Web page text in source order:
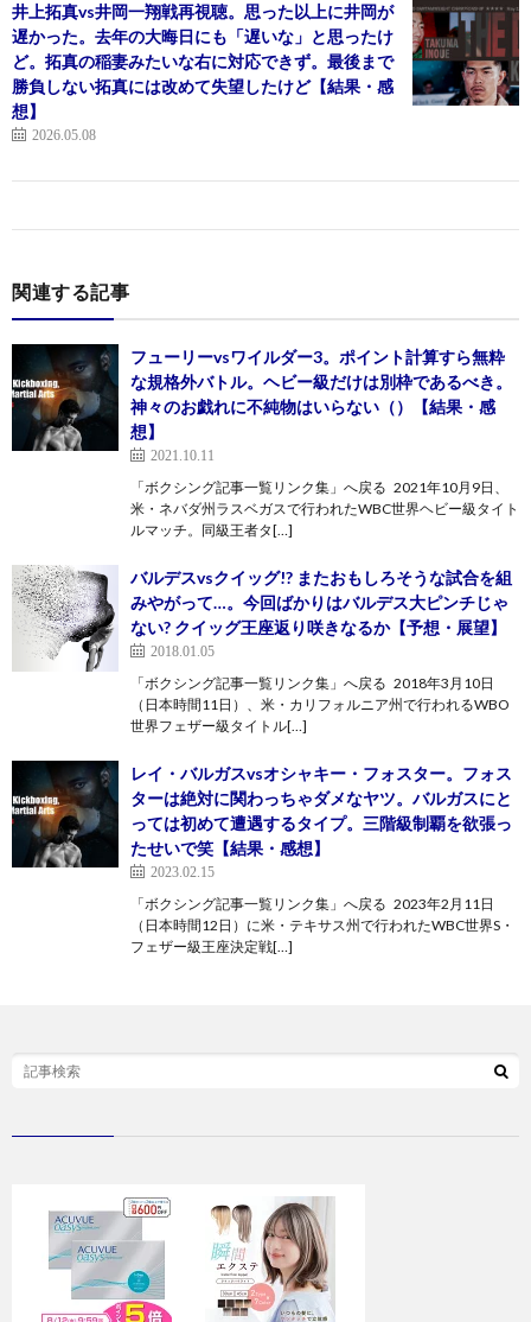
井上拓真vs井岡一翔戦再視聴。思った以上に井岡が
遅かった。去年の大晦日にも「遅いな」と思ったけ
ど。拓真の稲妻みたいな右に対応できず。最後まで
勝負しない拓真には改めて失望したけど【結果・感
想】
2026.05.08
関連する記事
フューリーvsワイルダー3。ポイント計算すら無粋
な規格外バトル。ヘビー級だけは別枠であるべき。
神々のお戯れに不純物はいらない（）【結果・感
想】
2021.10.11
「ボクシング記事一覧リンク集」へ戻る 2021年10月9日、
米・ネバダ州ラスベガスで行われたWBC世界ヘビー級タイト
ルマッチ。同級王者タ[…]
バルデスvsクイッグ!? またおもしろそうな試合を組
みやがって…。今回ばかりはバルデス大ピンチじゃ
ない? クイッグ王座返り咲きなるか【予想・展望】
2018.01.05
「ボクシング記事一覧リンク集」へ戻る 2018年3月10日
（日本時間11日）、米・カリフォルニア州で行われるWBO
世界フェザー級タイトル[…]
レイ・バルガスvsオシャキー・フォスター。フォス
ターは絶対に関わっちゃダメなヤツ。バルガスにと
っては初めて遭遇するタイプ。三階級制覇を欲張っ
たせいで笑【結果・感想】
2023.02.15
「ボクシング記事一覧リンク集」へ戻る 2023年2月11日
（日本時間12日）に米・テキサス州で行われたWBC世界S・
フェザー級王座決定戦[…]